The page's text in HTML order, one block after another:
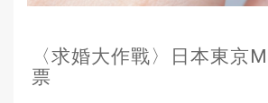
〈求婚大作戰〉日本東京
票